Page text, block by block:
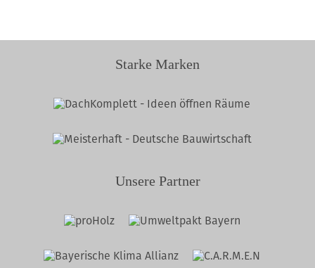
Starke Marken
Unsere Partner